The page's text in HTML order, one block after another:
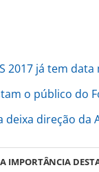
2017 já tem
o público do
IMPORTÂNCIA